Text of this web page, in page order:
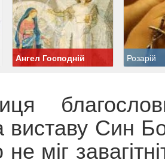
Ангел Господній Розарій
виставу Син
не міг